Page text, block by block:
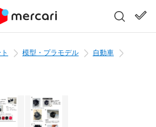
模型・プラモデル
自動車